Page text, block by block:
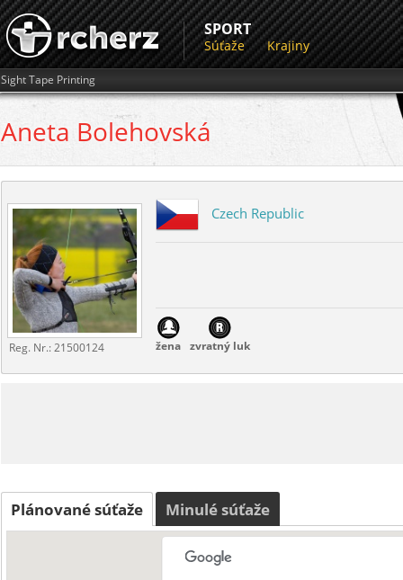
SPORT
Súťaže Krajiny
Sight Tape Printing
Aneta Bolehovská
Reg. Nr.:21500124
Czech Republic
žena zvratný luk
Plánované súťaže Minulé súťaže